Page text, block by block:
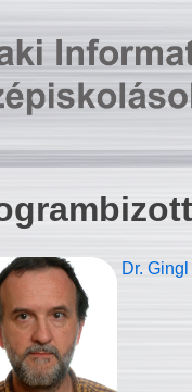
Dr.